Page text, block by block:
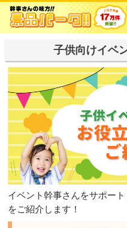
子供向けイベ
イベント幹事さんをサポー
をご紹介します！